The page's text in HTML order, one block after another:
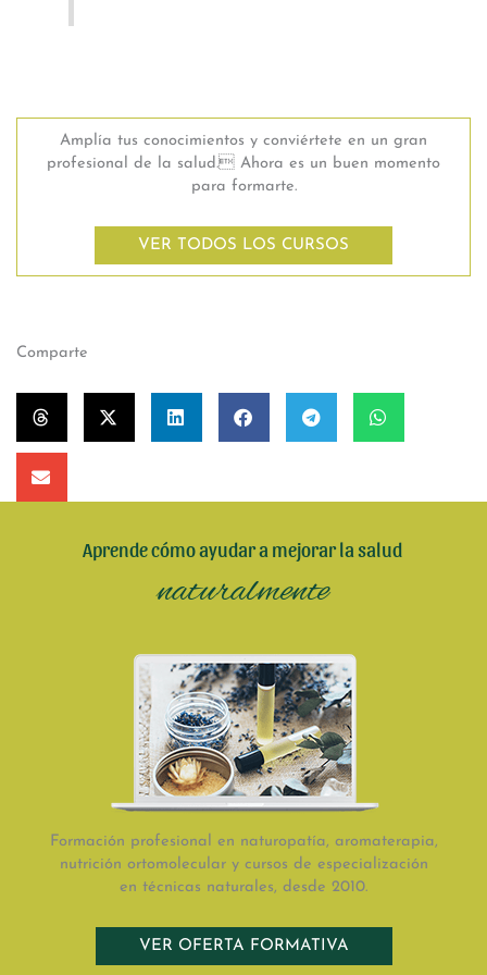
Amplía tus conocimientos y conviértete en un gran
profesional de la salud. Ahora es un buen momento
para formarte.
VER TODOS LOS CURSOS
Comparte
Aprende cómo ayudar a mejorar la salud
naturalmente
Formación profesional en naturopatía, aromaterapia,
nutrición ortomolecular y cursos de especialización
en técnicas naturales, desde 2010.
VER OFERTA FORMATIVA